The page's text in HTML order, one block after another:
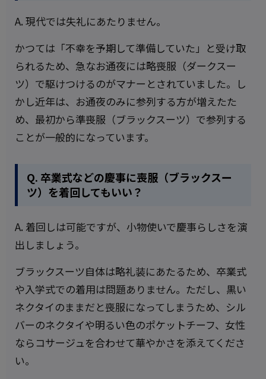
A. 現代では失礼にあたりません。
かつては「不幸を予期して準備していた」と受け取
られるため、急なお通夜には略喪服（ダークスー
ツ）で駆けつけるのがマナーとされていました。し
かし近年は、お通夜のみに参列する方が増えたた
め、最初から準喪服（ブラックスーツ）で参列する
ことが一般的になっています。
Q. 卒業式などの慶事に喪服（ブラックスー
ツ）を着回してもいい？
A. 着回しは可能ですが、小物使いで慶事らしさを演
出しましょう。
ブラックスーツ自体は略礼装にあたるため、卒業式
や入学式での着用は問題ありません。ただし、黒い
ネクタイのままだと喪服になってしまうため、シル
バーのネクタイや明るい色のポケットチーフ、女性
ならコサージュを合わせて華やかさを添えてくださ
い。